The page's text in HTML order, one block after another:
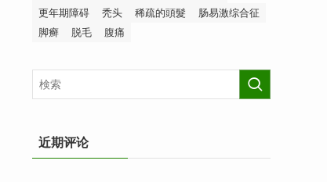
更年期障碍
秃头 稀疏的頭髮
肠易激综合征
脚癣
脱毛 腹痛
近期评论